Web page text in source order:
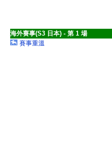
海外賽事(S3 日本) - 第 1 場
賽事重溫